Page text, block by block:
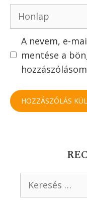
Hozzászólás
Email